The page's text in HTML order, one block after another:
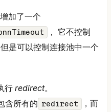
加了一个
， 它不控制
是可以控制连接池中一个
行 redirect。
含所有的 redirect
，而